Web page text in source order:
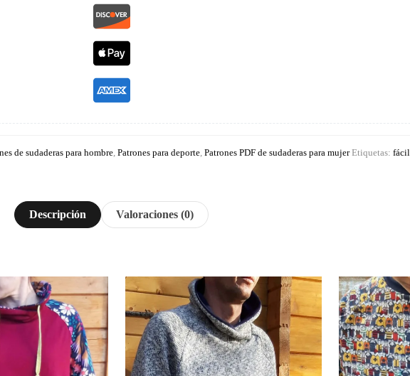
de sudaderas para hombre Patrones para deporte Patrones PDF de sudaderas para mujer Etiquetas: fácil
Descripción Valoraciones (0)